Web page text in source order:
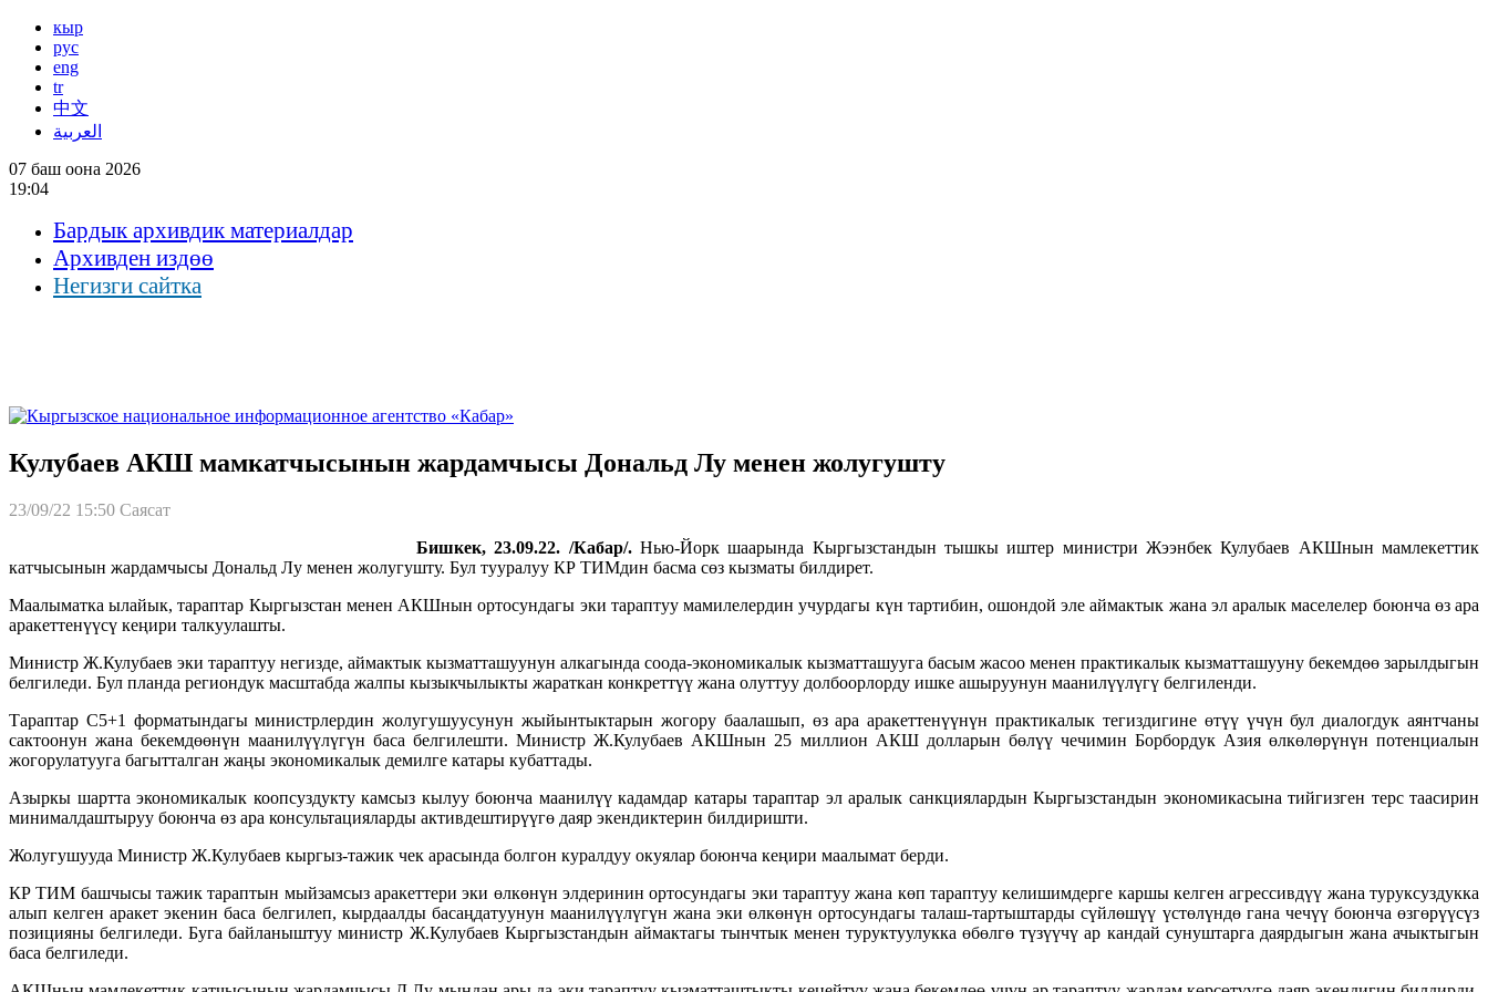
кыр
рус
eng
tr
中文
العربية
07 баш оона 2026
19:04
Бардык архивдик материалдар
Архивден издөө
Негизги сайтка
Кулубаев АКШ мамкатчысынын жардамчысы Дональд Лу менен жолугушту
23/09/22 15:50 Саясат
Бишкек, 23.09.22. /Кабар/. Нью-Йорк шаарында Кыргызстандын тышкы иштер министри Жээнбек Кулубаев АКШнын мамлекеттик
катчысынын жардамчысы Дональд Лу менен жолугушту. Бул тууралуу КР ТИМдин басма сөз кызматы билдирет.
Маалыматка ылайык, тараптар Кыргызстан менен АКШнын ортосундагы эки тараптуу мамилелердин учурдагы күн тартибин, ошондой эле аймактык жана эл аралык маселелер боюнча өз ара
аракеттенүүсү кеңири талкуулашты.
Министр Ж.Кулубаев эки тараптуу негизде, аймактык кызматташуунун алкагында соода-экономикалык кызматташууга басым жасоо менен практикалык кызматташууну бекемдөө зарылдыгын
белгиледи. Бул планда региондук масштабда жалпы кызыкчылыкты жараткан конкреттүү жана олуттуу долбоорлорду ишке ашыруунун маанилүүлүгү белгиленди.
Тараптар С5+1 форматындагы министрлердин жолугушуусунун жыйынтыктарын жогору баалашып, өз ара аракеттенүүнүн практикалык тегиздигине өтүү үчүн бул диалогдук аянтчаны
сактоонун жана бекемдөөнүн маанилүүлүгүн баса белгилешти. Министр Ж.Кулубаев АКШнын 25 миллион АКШ долларын бөлүү чечимин Борбордук Азия өлкөлөрүнүн потенциалын
жогорулатууга багытталган жаңы экономикалык демилге катары кубаттады.
Азыркы шартта экономикалык коопсуздукту камсыз кылуу боюнча маанилүү кадамдар катары тараптар эл аралык санкциялардын Кыргызстандын экономикасына тийгизген терс таасирин
минималдаштыруу боюнча өз ара консультацияларды активдештирүүгө даяр экендиктерин билдиришти.
Жолугушууда Министр Ж.Кулубаев кыргыз-тажик чек арасында болгон куралдуу окуялар боюнча кеңири маалымат берди.
КР ТИМ башчысы тажик тараптын мыйзамсыз аракеттери эки өлкөнүн элдеринин ортосундагы эки тараптуу жана көп тараптуу келишимдерге каршы келген агрессивдүү жана туруксуздукка
алып келген аракет экенин баса белгилеп, кырдаалды басаңдатуунун маанилүүлүгүн жана эки өлкөнүн ортосундагы талаш-тартыштарды сүйлөшүү үстөлүндө гана чечүү боюнча өзгөрүүсүз
позицияны белгиледи. Буга байланыштуу министр Ж.Кулубаев Кыргызстандын аймактагы тынчтык менен туруктуулукка өбөлгө түзүүчү ар кандай сунуштарга даярдыгын жана ачыктыгын
баса белгиледи.